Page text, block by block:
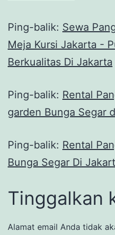
Ping-balik: Sewa
Meja Kursi Jakarta -
Berkualitas Di Jakarta
Ping-balik: Rental
garden Bunga Segar
Ping-balik: Rental
Bunga Segar Di
Tinggalkan
Alamat email Anda tidak